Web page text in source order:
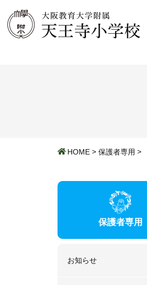
HOME > 保護者専用 >
保護者専用
お知らせ